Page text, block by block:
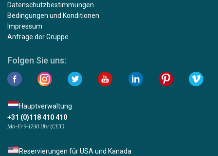
Datenschutzbestimmungen
Bedingungen und Konditionen
Impressum
Anfrage der Gruppe
Folgen Sie uns:
Hauptverwaltung
+31 (0)118 410 410
Mo-Fr 9-17:30 Uhr (CET)
Reservierungen für USA und Kanada